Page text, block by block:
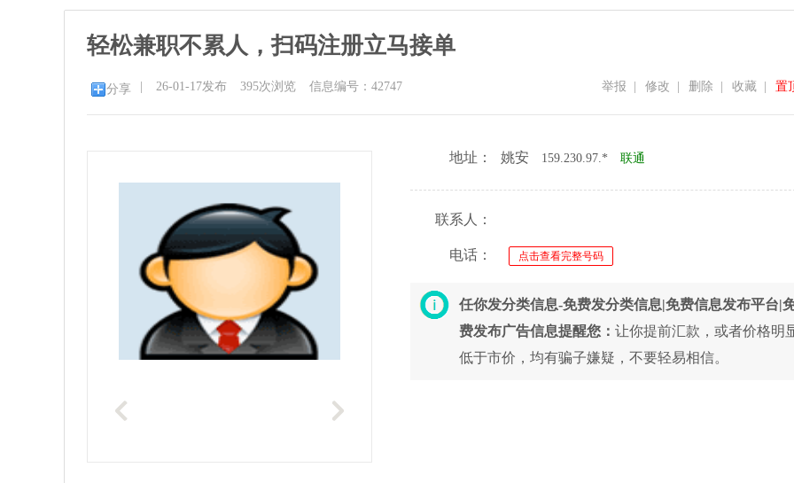
轻松兼职不累人，扫码注册立马接单
分享 26-01-17发布 395次浏览 信息编号：42747 置
收藏
删除
修改
举报
地址： 姚安 159.230.97.* 联通
联系人：
电话： 点击查看完整号码
任你发分类信息-免费发分类信息|免费信息发布平台|
费发布广告信息提醒您： 让你提前汇款，或者价格明
低于市价，均有骗子嫌疑，不要轻易相信。